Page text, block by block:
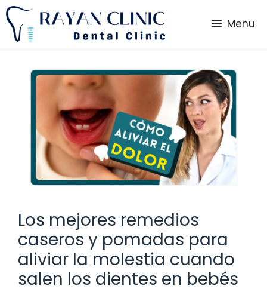
Saltar
al
contenido
Menu
Los mejores remedios
caseros y pomadas para
aliviar la molestia cuando
salen los dientes en bebés